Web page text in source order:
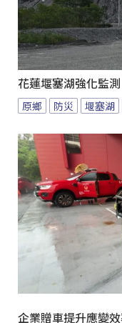
花蓮堰塞湖強化監
原鄉 防災 堰塞湖
企業贈車提升應變